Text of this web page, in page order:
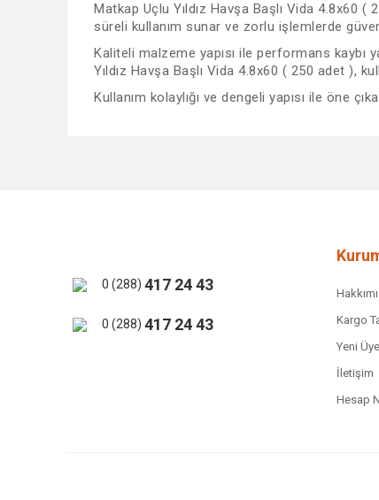
Matkap Uçlu Yıldız Havşa Başlı Vida 4.8x60
süreli kullanım sunar ve zorlu işlemlerde
Kaliteli malzeme yapısı ile performans kaybı
Yıldız Havşa Başlı Vida 4.8x60 ( 250 adet ),
Kullanım kolaylığı ve dengeli yapısı ile öne
Bu ürüne benzer farklı alternatifler olmalı.
0 (288) 417 24 43
0 (288) 417 24 43
Kargo
Yeni
İletişim
Hesap